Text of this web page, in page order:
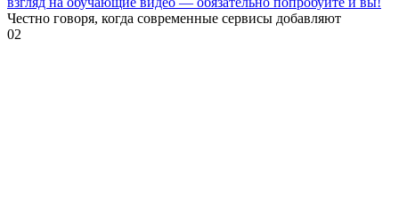
Честно говоря, когда современные сервисы добавляют
02